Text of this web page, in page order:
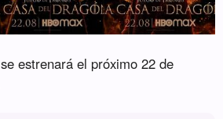
se estrenará el próximo 22 de